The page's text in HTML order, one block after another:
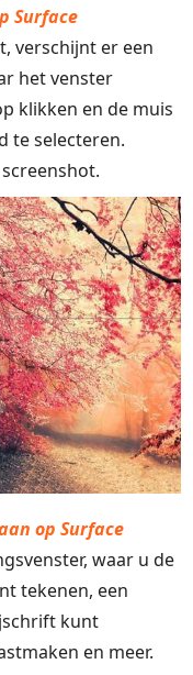
Surface
verschijnt er een
het venster
klikken en de muis
te selecteren.
op Surface
waar u de
tekenen, een
kunt
en meer.